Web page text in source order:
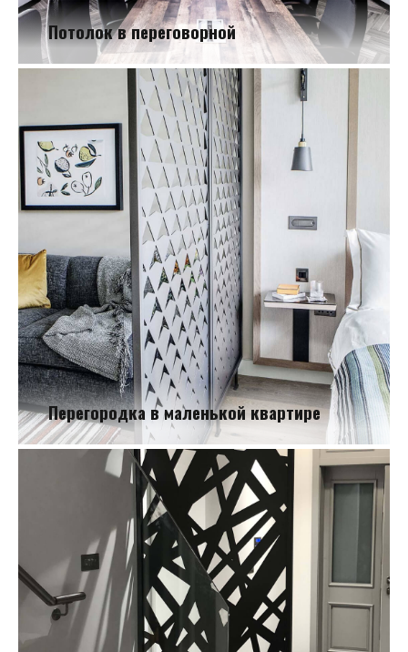
Потолок в переговорной
Потолок в переговорной
Перегородка в маленькой квартире
Перегородка в маленькой квартире